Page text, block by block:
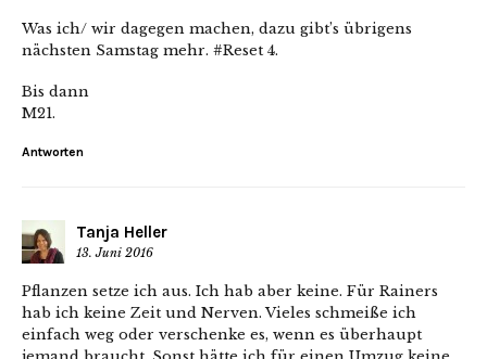
Was ich/ wir dagegen machen, dazu gibt’s übrigens
nächsten Samstag mehr. #Reset 4.
Bis dann
M21.
Antworten
Tanja Heller
13. Juni 2016
Pflanzen setze ich aus. Ich hab aber keine. Für Rainers
hab ich keine Zeit und Nerven. Vieles schmeiße ich
einfach weg oder verschenke es, wenn es überhaupt